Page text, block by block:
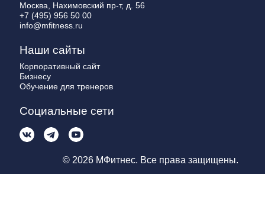
Москва, Нахимовский пр-т, д. 56
+7 (495) 956 50 00
info@mfitness.ru
Наши сайты
Корпоративный сайт
Бизнесу
Обучение для тренеров
Социальные сети
© 2026 МФитнес. Все права защищены.